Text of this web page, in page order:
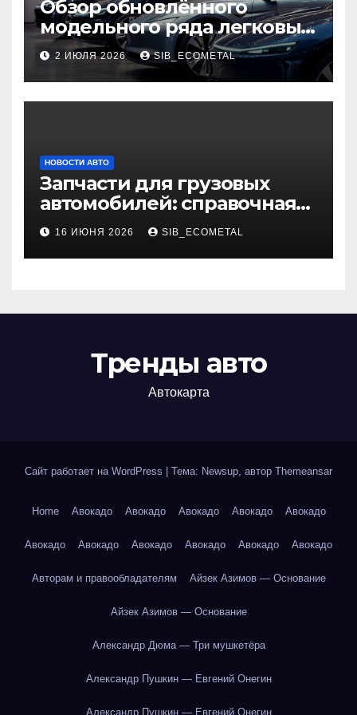
Обзор обновлённого
модельного ряда легковых
автомобилей 2026 года
2 ИЮЛЯ 2026 SIB_ECOMETAL
НОВОСТИ АВТО
Запчасти для грузовых
автомобилей: справочная
база по корейским и
японским моделям
16 ИЮНЯ 2026 SIB_ECOMETAL
Тренды авто
Автокарта
Сайт работает на WordPress | Тема: Newsup, автор Themeansar
Home Авокадо Авокадо Авокадо Авокадо Авокадо
Авокадо Авокадо Авокадо Авокадо Авокадо Авокадо
Авторам и правообладателям Айзек Азимов — Основание
Айзек Азимов — Основание
Александр Дюма — Три мушкетёра
Александр Пушкин — Евгений Онегин
Александр Пушкин — Евгений Онегин